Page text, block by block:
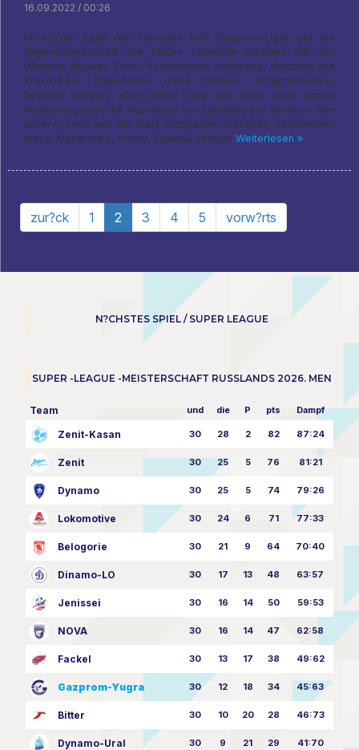
16.09.2022 / 00:26
Im letzten Spiel der Vorrunde traf Gazprom-Ugra auf die
Jugendmannschaft von Kasan: Labinsky erschien auf der
Website, Hlyakin, Tolok, Romanowski, Kastanien, Kononow und
Krasilnikow. Irgendwann diese Namen, m?glicherweise,
bekannt werden, aber bisher sind das noch nicht einmal
Rotationsspieler, mit Ausnahme von Labinsky und Kononov. Von
unserer Seite war der Start: Ozhiganov, Alekseev, Verpfänden,
Ionov, Makarenko, Innere, Djakow. Jedoch Weiterlesen »
zur?ck 1 2 3 4 5 vorw?rts
N?CHSTES SPIEL / SUPER LEAGUE
SUPER -LEAGUE -MEISTERSCHAFT RUSSLANDS 2026. MEN
Team und die P pts Dampf
Zenit-Kasan 30 28 2 82 87:24
Zenit 30 25 5 76 81:21
Dynamo 30 25 5 74 79:26
Lokomotive 30 24 6 71 77:33
Belogorie 30 21 9 64 70:40
Dinamo-LO 30 17 13 48 63:57
Jenissei 30 16 14 50 59:53
NOVA 30 16 14 47 62:58
Fackel 30 13 17 38 49:62
Gazprom-Yugra 30 12 18 34 45:63
Bitter 30 10 20 28 46:73
Dynamo-Ural 30 9 21 29 41:70